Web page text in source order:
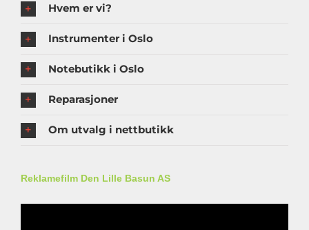
Hvem er vi?
Instrumenter i Oslo
Notebutikk i Oslo
Reparasjoner
Om utvalg i nettbutikk
Reklamefilm Den Lille Basun AS